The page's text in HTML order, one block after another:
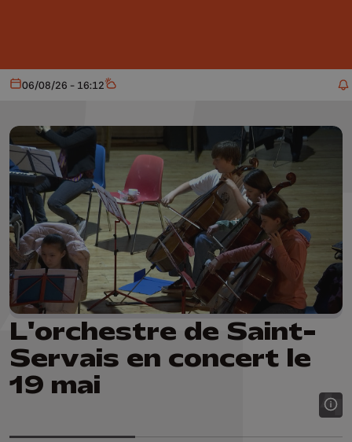
Aujourd'hui
06/08/26 - 16:12 Météo
L'orchestre de Saint-
Servais en concert le
19 mai